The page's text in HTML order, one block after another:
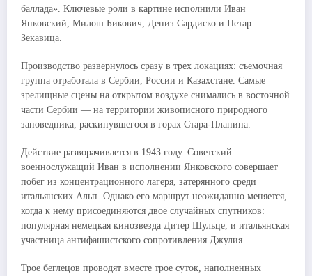
баллада». Ключевые роли в картине исполнили Иван
Янковский, Милош Бикович, Дениз Сардиско и Петар
Зекавица.
Производство развернулось сразу в трех локациях: съемочная
группа отработала в Сербии, России и Казахстане. Самые
зрелищные сцены на открытом воздухе снимались в восточной
части Сербии — на территории живописного природного
заповедника, раскинувшегося в горах Стара-Планина.
Действие разворачивается в 1943 году. Советский
военнослужащий Иван в исполнении Янковского совершает
побег из концентрационного лагеря, затерянного среди
итальянских Альп. Однако его маршрут неожиданно меняется,
когда к нему присоединяются двое случайных спутников:
популярная немецкая кинозвезда Дитер Шульце, и итальянская
участница антифашистского сопротивления Джулия.
Трое беглецов проводят вместе трое суток, наполненных